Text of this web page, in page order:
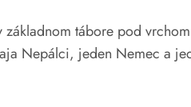
tábore pod
Nepálci, jeden Nemec a